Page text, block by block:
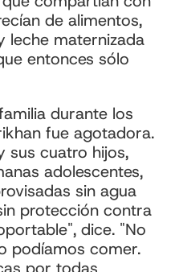
de alimentos,
leche maternizada
entonces sólo
durante los
fue agotadora.
sus cuatro hijos,
adolescentes,
sin agua
protección contra
dice. "No
podíamos comer.